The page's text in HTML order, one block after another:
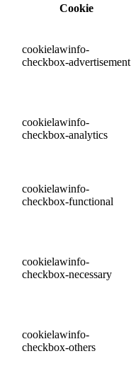
Cookie
cookielawinfo-
checkbox-advertisement
cookielawinfo-
checkbox-analytics
cookielawinfo-
checkbox-functional
cookielawinfo-
checkbox-necessary
cookielawinfo-
checkbox-others